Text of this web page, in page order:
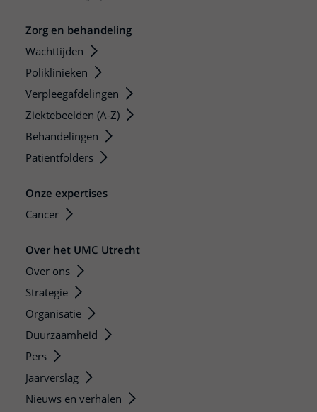
Zorg en behandeling
Wachttijden
Poliklinieken
Verpleegafdelingen
Ziektebeelden (A-Z)
Behandelingen
Patiëntfolders
Onze expertises
Cancer
Over het UMC Utrecht
Over ons
Strategie
Organisatie
Duurzaamheid
Pers
Jaarverslag
Nieuws en verhalen